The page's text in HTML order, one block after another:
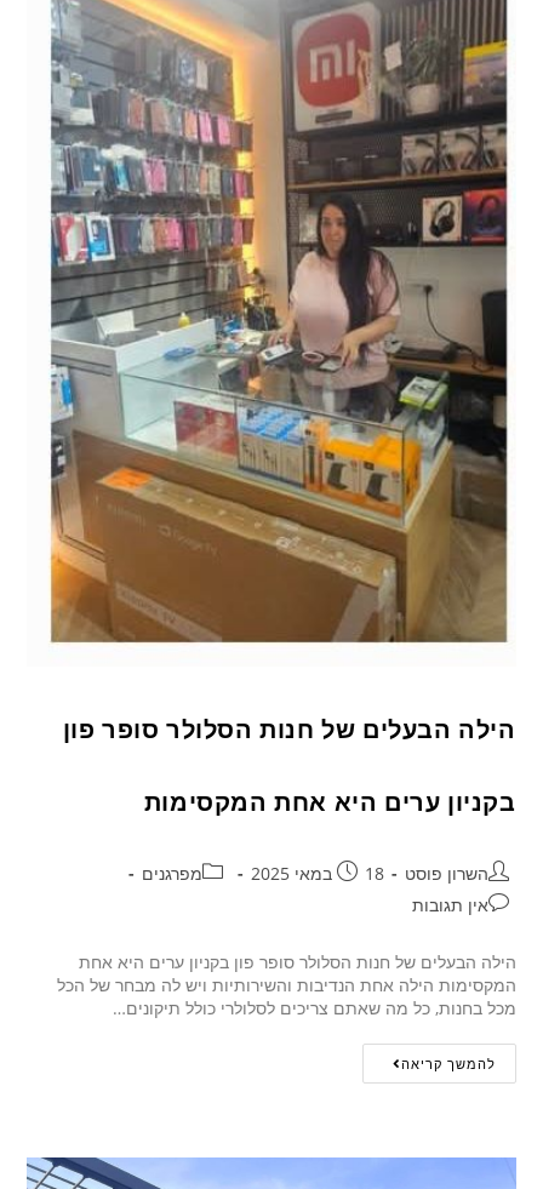
הילה הבעלים של חנות הסלולר סופר פון
בקניון ערים היא אחת המקסימות
השרון פוסט 18 במאי 2025
מפרגנים
אין תגובות
הילה הבעלים של חנות הסלולר סופר פון בקניון ערים היא אחת
המקסימות הילה אחת הנדיבות והשירותיות ויש לה מבחר של הכל
מכל בחנות, כל מה שאתם צריכים לסלולרי כולל תיקונים…
להמשך קריאה